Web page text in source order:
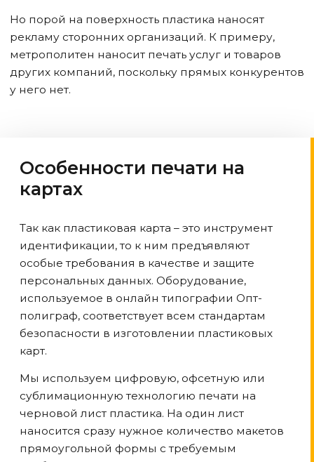
Но порой на поверхность пластика наносят
рекламу сторонних организаций. К примеру,
метрополитен наносит печать услуг и товаров
других компаний, поскольку прямых конкурентов
у него нет.
Особенности печати на
картах
Так как пластиковая карта – это инструмент
идентификации, то к ним предъявляют
особые требования в качестве и защите
персональных данных. Оборудование,
используемое в онлайн типографии Опт-
полиграф, соответствует всем стандартам
безопасности в изготовлении пластиковых
карт.
Мы используем цифровую, офсетную или
сублимационную технологию печати на
черновой лист пластика. На один лист
наносится сразу нужное количество макетов
прямоугольной формы с требуемым